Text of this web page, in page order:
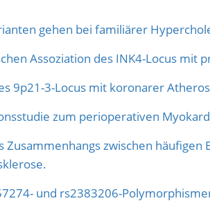
gehen bei familiärer
Assoziation des INK4-Locus
9p21-3-Locus mit koronarer
zum perioperativen
Zusammenhangs zwischen
und rs2383206-